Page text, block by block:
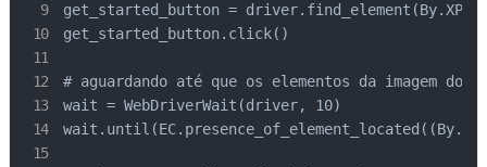
get_started_button =
get_started_button.click()
# aguardando até que os elementos da imagem do
wait = WebDriverWait(driver, 10)